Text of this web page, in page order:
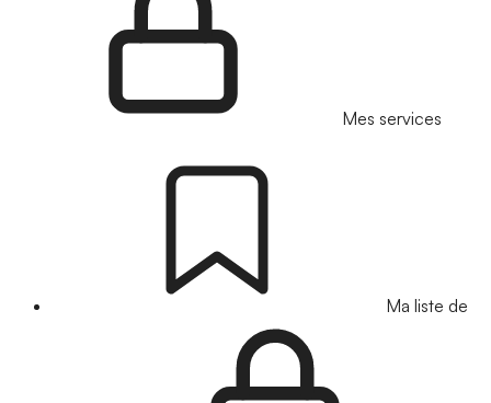
Mes services
Ma liste de